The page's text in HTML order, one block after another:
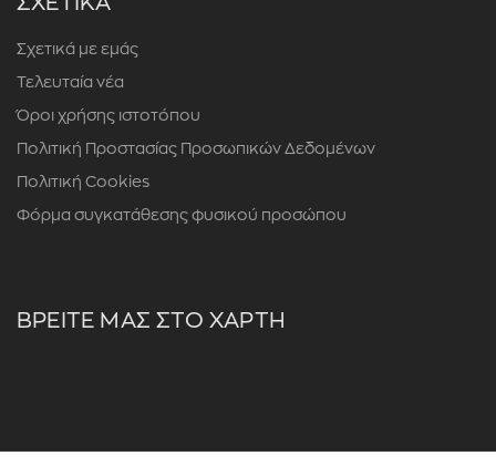
Σχετικά με εμάς
Τελευταία νέα
Όροι χρήσης ιστοτόπου
Πολιτική Προστασίας Προσωπικών Δεδομένων
Πολιτική Cookies
Φόρμα συγκατάθεσης φυσικού προσώπου
ΒΡΕΙΤΕ ΜΑΣ ΣΤΟ ΧΑΡΤΗ